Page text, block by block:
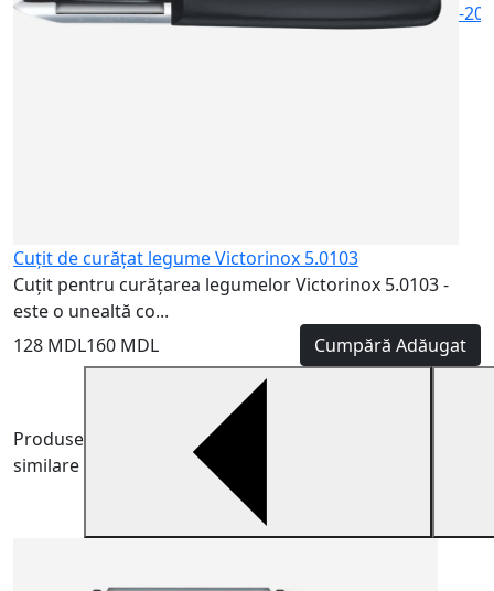
-
Cuțit de curățat legume Victorinox 5.0103
Cuțit pentru curățarea legumelor Victorinox 5.0103 -
este o unealtă co...
128 MDL160 MDL Cumpără Adăugat
Produse
similare